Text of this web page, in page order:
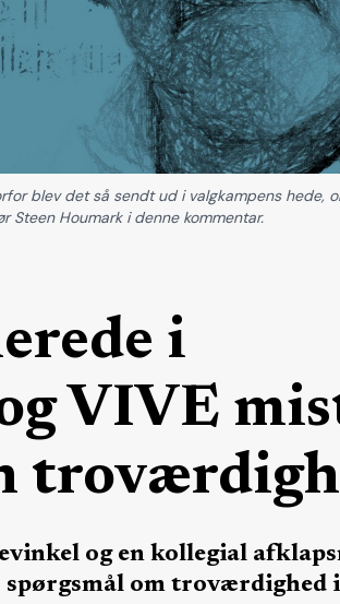
i
VIVE
og en kollegial
spørgsmål om troværdighed
blev det så sendt ud i valgkampens hede,
Steen Houmark i denne kommentar.